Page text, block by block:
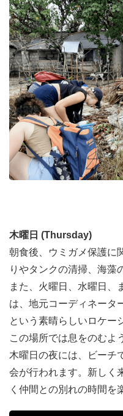
なります。
プログラムの目標
●海亀の保護と保存を促
●ロガーヘッドウミガメ
保護的な孵化器を提供し
り、汚染からビーチを保
データを収集すること。
木曜日 (Thursday)
朝食後、ウミガメ保護に
りやタンクの清掃、海藻
また、火曜日、水曜日、
は、地元コーディネータ
という素晴らしいロケー
この場所では息をのむよ
木曜日の夜には、ビーチ
会が行われます。新しく
く仲間との別れの時間を